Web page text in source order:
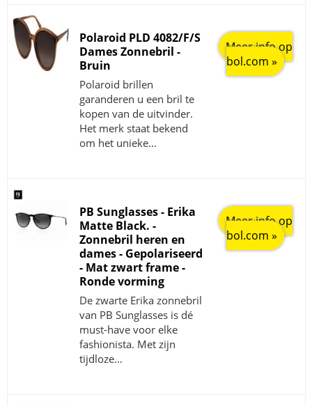
Polaroid PLD 4082/F/S
Dames Zonnebril -
Bruin
Polaroid brillen
garanderen u een bril te
kopen van de uitvinder.
Het merk staat bekend
om het unieke…
Meer info op
bol.com »
PB Sunglasses - Erika
Matte Black. -
Zonnebril heren en
dames - Gepolariseerd
- Mat zwart frame -
Ronde vorming
De zwarte Erika zonnebril
van PB Sunglasses is dé
must-have voor elke
fashionista. Met zijn
tijdloze…
Meer info op
bol.com »